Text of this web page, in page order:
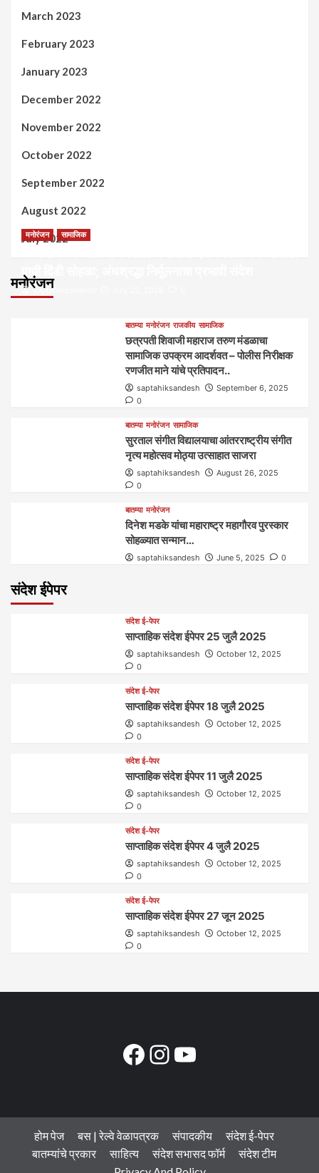
March 2023
February 2023
January 2023
December 2022
November 2022
October 2022
September 2022
August 2022
July 2022
मनोरंजन
मनोरंजन सामाजिक
पायी दिंडी सोहळा; अंधश्रद्धा निर्मूलनाचा प्रभावी संदेश
saptahiksandesh
बातम्या मनोरंजन राजकीय सामाजिक
छत्रपती शिवाजी महाराज तरुण मंडळाचा
सामाजिक उपक्रम आदर्शवत – पोलीस निरीक्षक
रणजीत माने यांचे प्रतिपादन..
saptahiksandesh
September 6, 2025
0
बातम्या मनोरंजन सामाजिक
सुरताल संगीत विद्यालयाचा आंतरराष्ट्रीय संगीत
नृत्य महोत्सव मोठ्या उत्साहात साजरा
saptahiksandesh
August 26, 2025
0
बातम्या मनोरंजन
दिनेश मडके यांचा महाराष्ट्र महागौरव‌ पुरस्कार‌‌‌
सोहळ्यात सन्मान…
saptahiksandesh June 5, 2025 0
संदेश ईपेपर
संदेश ई-पेपर
साप्ताहिक संदेश ईपेपर 25 जुलै 2025
saptahiksandesh
October 12, 2025
0
संदेश ई-पेपर
साप्ताहिक संदेश ईपेपर 18 जुलै 2025
saptahiksandesh
October 12, 2025
0
संदेश ई-पेपर
साप्ताहिक संदेश ईपेपर 11 जुलै 2025
saptahiksandesh
October 12, 2025
0
संदेश ई-पेपर
साप्ताहिक संदेश ईपेपर 4 जुलै 2025
saptahiksandesh
October 12, 2025
0
संदेश ई-पेपर
साप्ताहिक संदेश ईपेपर 27 जून 2025
saptahiksandesh
October 12, 2025
0
Facebook
Instagram
YouTube
होम पेज बस | रेल्वे वेळापत्रक संपादकीय
संदेश ई-पेपर
बातम्यांचे प्रकार
साहित्य संदेश सभासद फॉर्म
संदेश टीम